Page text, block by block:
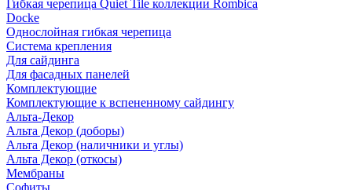
Гибкая черепица Quiet Tile коллекции Rombica
Docke
Однослойная гибкая черепица
Система крепления
Для сайдинга
Для фасадных панелей
Комплектующие
Комплектующие к вспененному сайдингу
Альта-Декор
Альта Декор (доборы)
Альта Декор (наличники и углы)
Альта Декор (откосы)
Мембраны
Софиты